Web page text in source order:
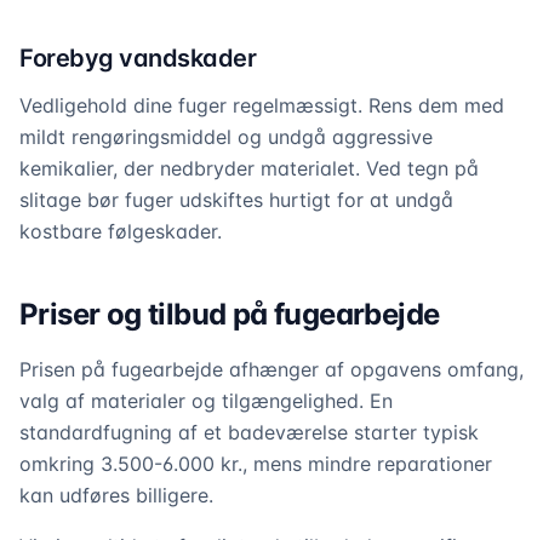
Forebyg vandskader
Vedligehold dine fuger regelmæssigt. Rens dem med
mildt rengøringsmiddel og undgå aggressive
kemikalier, der nedbryder materialet. Ved tegn på
slitage bør fuger udskiftes hurtigt for at undgå
kostbare følgeskader.
Priser og tilbud på fugearbejde
Prisen på fugearbejde afhænger af opgavens omfang,
valg af materialer og tilgængelighed. En
standardfugning af et badeværelse starter typisk
omkring 3.500-6.000 kr., mens mindre reparationer
kan udføres billigere.